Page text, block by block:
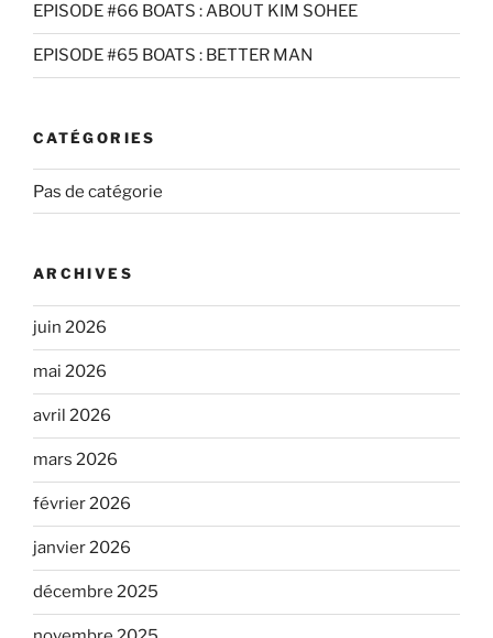
EPISODE #66 BOATS : ABOUT KIM SOHEE
EPISODE #65 BOATS : BETTER MAN
CATÉGORIES
Pas de catégorie
ARCHIVES
juin 2026
mai 2026
avril 2026
mars 2026
février 2026
janvier 2026
décembre 2025